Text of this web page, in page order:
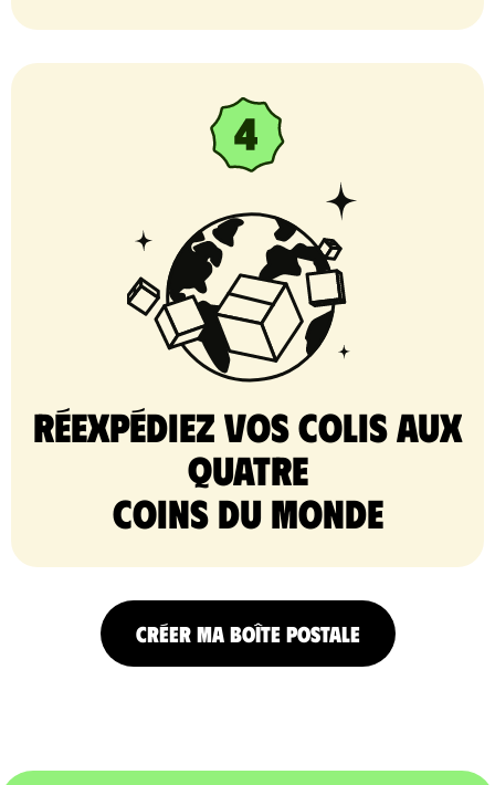
Réexpédiez vos colis aux
quatre
coins du monde
CRÉER MA BOÎTE POSTALE